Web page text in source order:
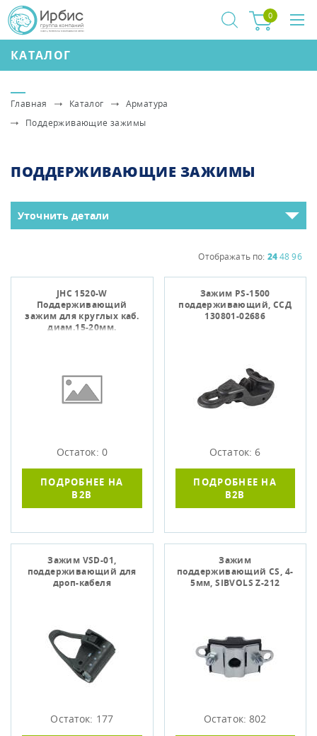
КАТАЛОГ
0
Главная Каталог
Арматура
Поддерживающие зажимы
Уточнить детали
ПОДДЕРЖИВАЮЩИЕ ЗАЖИМЫ
Отображать по: 2448 96
JHC 1520-W
Поддерживающий
зажим для круглых каб.
диам.15-20мм.
Остаток: 0
ПОДРОБНЕЕ НА
B2B
Зажим PS-1500
поддерживающий, ССД
130801-02686
Остаток: 6
ПОДРОБНЕЕ НА
B2B
Зажим VSD-01,
поддерживающий для
дроп-кабеля
Остаток: 177
Зажим
поддерживающий CS, 4-
5мм, SIBVOLS Z-212
Остаток: 802